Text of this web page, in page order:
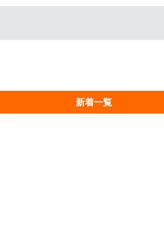
新着一覧